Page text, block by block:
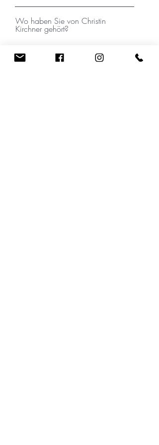
Wo haben Sie von Christin
Kirchner gehört?